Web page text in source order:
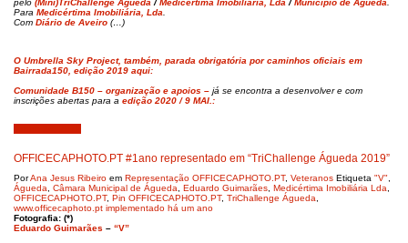
pelo (Mini)TriChallenge Águeda /Medicértima Imobiliária, Lda /Município de Águeda
Para Medicértima Imobiliária, Lda
Com Diário de Aveiro (…)
O Umbrella Sky Project, também, parada obrigatória por caminhos oficiais em
Bairrada150, edição 2019 aqui:
Comunidade B150 – organização e apoios – já se encontra a desenvolver e com
inscrições abertas para a edição 2020 / 9 MAI.:
OFFICECAPHOTO.PT #1ano representado em “TriChallenge Águeda 2019”
PorAna Jesus Ribeiro em Representação OFFICECAPHOTO.PT, Veteranos Etiqueta "V"
Águeda
Câmara Municipal de Águeda Eduardo Guimarães Medicértima Imobiliária Lda
OFFICECAPHOTO.PT, Pin OFFICECAPHOTO.PT, TriChallenge Águeda
www.officecaphoto.pt implementado há um ano
Fotografia: (*)
Eduardo Guimarães – “V”